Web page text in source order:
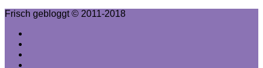
Frisch gebloggt © 2011-2018